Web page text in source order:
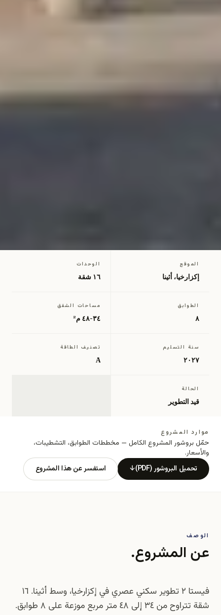
←العودة إلى مشاريع اليونان
الموقع
إكزارخيا، أثينا
الوحدات
١٦ شقة
الطوابق
٨
مساحات الشقق
٣٤-٤٨ م²
سنة التسليم
٢٠٢٧
تصنيف الطاقة
A
الحالة
قيد التطوير
موارد المشروع
حمّل بروشور المشروع الكامل — مخططات الطوابق، التشطيبات،
والأسعار.
تحميل البروشور (PDF)
↓ استفسر عن هذا المشروع
الوصف
عن المشروع.
فيستا ٢ تطوير سكني عصري في إكزارخيا، وسط أثينا. ١٦
شقة تتراوح من ٣٤ إلى ٤٨ متر مربع موزعة على ٨ طوابق.